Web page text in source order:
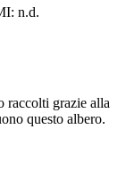
n.d.
raccolti grazie alla
questo albero.